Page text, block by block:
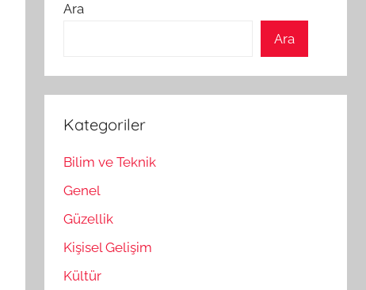
Ara
Ara
Kategoriler
Bilim ve Teknik
Genel
Güzellik
Kişisel Gelişim
Kültür